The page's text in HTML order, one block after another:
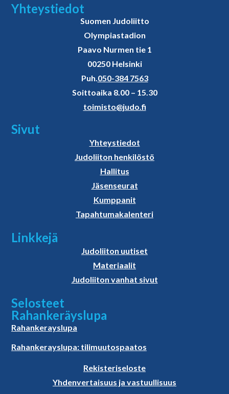
Yhteystiedot
Suomen Judoliitto
Olympiastadion
Paavo Nurmen tie 1
00250 Helsinki
Puh.050-384 7563
Soittoaika 8.00 – 15.30
toimisto@judo.fi
Sivut
Yhteystiedot
Judoliiton henkilöstö
Hallitus
Jäsenseurat
Kumppanit
Tapahtumakalenteri
Linkkejä
Judoliiton uutiset
Materiaalit
Judoliiton vanhat sivut
Selosteet
Rahankeräyslupa
Rahankerayslupa
Rahankerayslupa: tilimuutospaatos
Rekisteriseloste
Yhdenvertaisuus ja vastuullisuus